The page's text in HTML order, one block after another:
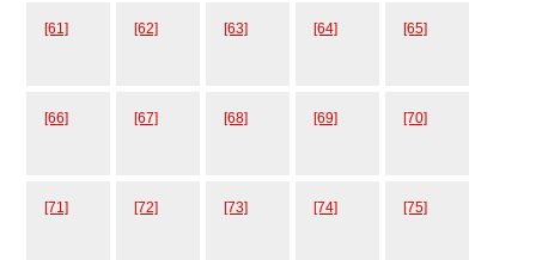
[61] [62] [63] [64] [65]
[66] [67] [68] [69] [70]
[71] [72] [73] [74] [75]